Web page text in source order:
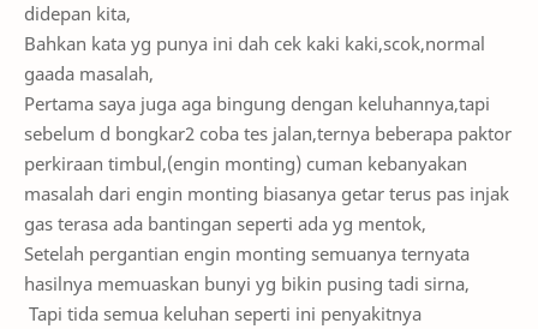
didepan kita,
Bahkan kata yg punya ini dah cek kaki kaki,scok,normal
gaada masalah,
Pertama saya juga aga bingung dengan keluhannya,tapi
sebelum d bongkar2 coba tes jalan,ternya beberapa paktor
perkiraan timbul,(engin monting) cuman kebanyakan
masalah dari engin monting biasanya getar terus pas injak
gas terasa ada bantingan seperti ada yg mentok,
Setelah pergantian engin monting semuanya ternyata
hasilnya memuaskan bunyi yg bikin pusing tadi sirna,
Tapi tida semua keluhan seperti ini penyakitnya